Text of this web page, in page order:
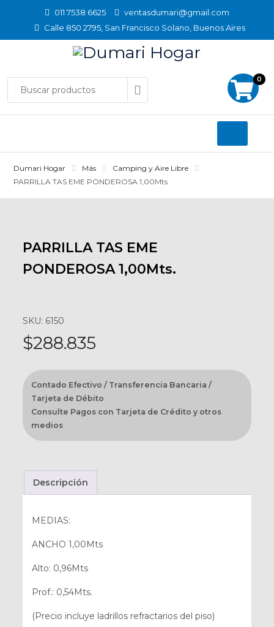
011 7538 6625
ventasdumari@gmail.com
Calle 850 2795, San Francisco Solano, Buenos Aires
0
Dumari Hogar Más
Camping y Aire Libre
PARRILLA TAS EME PONDEROSA 1,00Mts.
PARRILLA TAS EME
PONDEROSA 1,00Mts.
SKU: 6150
$288.835
Contado Efectivo / Transferencia Bancaria /
Tarjeta de Débito
Consulte Pagos con Tarjeta de Crédito y otros
medios
Descripción
MEDIAS:
ANCHO 1,00Mts
Alto: 0,96Mts
Prof.: 0,54Mts.
(Precio incluye ladrillos refractarios del piso)